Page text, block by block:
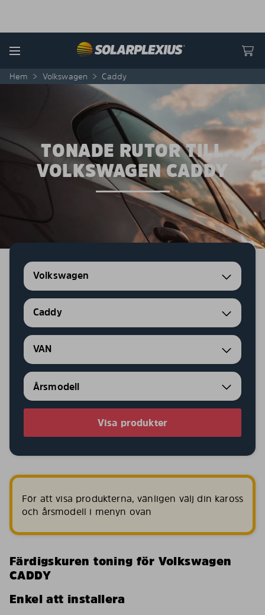
Menu
Hem > Volkswagen > Caddy
TONADE RUTOR TILL
VOLKSWAGEN CADDY
Volkswagen
Caddy
VAN
Visa produkter
För att visa produkterna, vänligen välj din kaross
och årsmodell i menyn ovan
Färdigskuren toning för Volkswagen
CADDY
Enkel att installera